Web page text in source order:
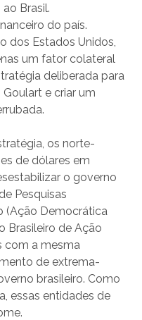
Brasil.
do país.
dos Estados Unidos,
um fator colateral
deliberada para
e criar um
os norte-
de dólares em
o governo
Pesquisas
(Ação Democrática
Brasileiro de Ação
com a mesma
de extrema-
brasileiro. Como
essas entidades de